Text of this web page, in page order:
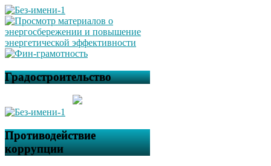
Градостроительство
Противодействие
коррупции